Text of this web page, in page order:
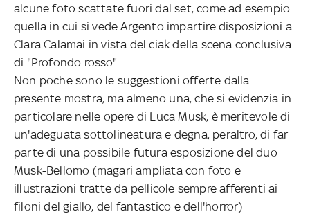
alcune foto scattate fuori dal set, come ad esempio
quella in cui si vede Argento impartire disposizioni a
Clara Calamai in vista del ciak della scena conclusiva
di "Profondo rosso".
Non poche sono le suggestioni offerte dalla
presente mostra, ma almeno una, che si evidenzia in
particolare nelle opere di Luca Musk, è meritevole di
un'adeguata sottolineatura e degna, peraltro, di far
parte di una possibile futura esposizione del duo
Musk-Bellomo (magari ampliata con foto e
illustrazioni tratte da pellicole sempre afferenti ai
filoni del giallo, del fantastico e dell'horror)